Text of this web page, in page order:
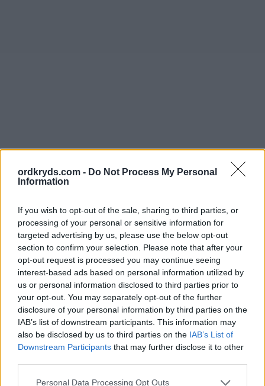
ordkryds.com - Do Not Process My Personal
Information
If you wish to opt-out of the sale, sharing to third parties, or
processing of your personal or sensitive information for
targeted advertising by us, please use the below opt-out
section to confirm your selection. Please note that after your
opt-out request is processed you may continue seeing
interest-based ads based on personal information utilized by
us or personal information disclosed to third parties prior to
your opt-out. You may separately opt-out of the further
disclosure of your personal information by third parties on the
IAB’s list of downstream participants. This information may
also be disclosed by us to third parties on the IAB’s List of
Downstream Participants that may further disclose it to other
Personal Data Processing Opt Outs